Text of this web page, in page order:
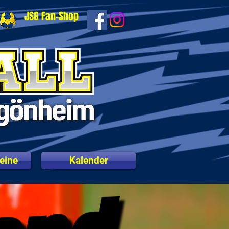
JSG Fan-Shop
Kalender